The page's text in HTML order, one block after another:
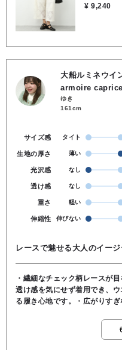
¥ 9,240
大船ルミネウイ
armoire caprice
ゆき
161cm
サイズ感 タイト
生地の厚さ 薄い
光沢感 なし
透け感 なし
重さ 軽い
伸縮性 伸びない
レースで魅せる大人のイー
・繊細なチェック柄レースが目を惹く
透け感を気にせず着用でき、
る履き心地です。・広がりす
です‼️ ⚪️カラー展開オフホワ